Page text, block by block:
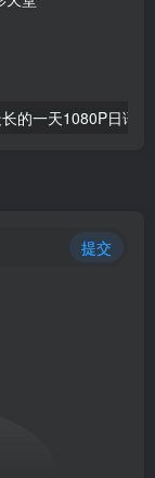
的一天1080P日语
提交